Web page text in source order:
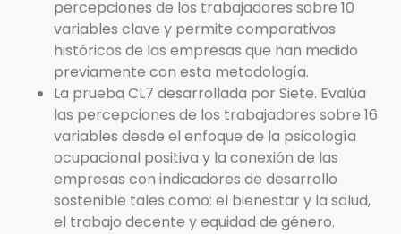
percepciones de los trabajadores sobre 10
variables clave y permite comparativos
históricos de las empresas que han medido
previamente con esta metodología.
La prueba CL7 desarrollada por Siete. Evalúa
las percepciones de los trabajadores sobre 16
variables desde el enfoque de la psicología
ocupacional positiva y la conexión de las
empresas con indicadores de desarrollo
sostenible tales como: el bienestar y la salud,
el trabajo decente y equidad de género.